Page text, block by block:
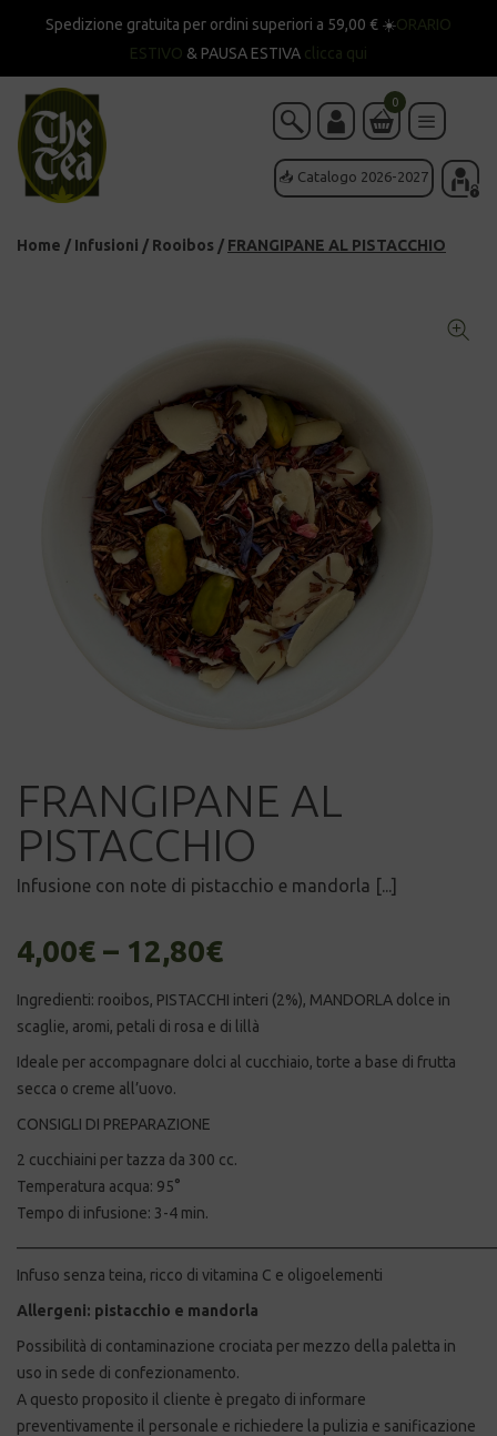
Spedizione gratuita per ordini superiori a 59,00 € ☀️ORARIO
ESTIVO & PAUSA ESTIVA clicca qui
📥 Catalogo 2026-2027
0
Home / Infusioni / Rooibos / FRANGIPANE AL PISTACCHIO
FRANGIPANE AL
PISTACCHIO
Infusione con note di pistacchio e mandorla [...]
4,00€ – 12,80€
Ingredienti: rooibos, PISTACCHI interi (2%), MANDORLA dolce in
scaglie, aromi, petali di rosa e di lillà
Ideale per accompagnare dolci al cucchiaio, torte a base di frutta
secca o creme all’uovo.
CONSIGLI DI PREPARAZIONE
2 cucchiaini per tazza da 300 cc.
Temperatura acqua: 95°
Tempo di infusione: 3-4 min.
Infuso senza teina, ricco di vitamina C e oligoelementi
Allergeni: pistacchio e mandorla
Possibilità di contaminazione crociata per mezzo della paletta in
uso in sede di confezionamento.
A questo proposito il cliente è pregato di informare
preventivamente il personale e richiedere la pulizia e sanificazione